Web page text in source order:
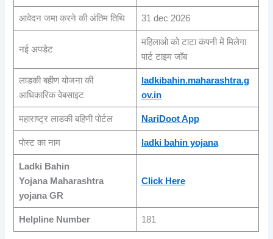
आवेदन जमा करने की अंतिम तिथि 31 dec 2026
नई अपडेट
महिलाओ को टाटा कंपनी में मिलेगा
पार्ट टाइम जॉब
लाडकी बहीण योजना की
आधिकारिक वेबसाइट
ladkibahin.maharashtra.g
ov.in
महाराष्ट्र लाडकी बहिणी पोर्टल NariDoot App
पोस्ट का नाम ladki bahin yojana
Ladki Bahin
Yojana Maharashtra
yojana GR
Click Here
Helpline Number 181